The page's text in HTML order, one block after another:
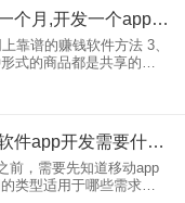
app运营人才多少钱一个月,开发一个app三级分销多少钱
靠谱的赚钱软件方法 3、
式的商品都是共享的，
推广，多发朋友。 粉
移动app开发框架，软件app开发需要什么技术?
前，需要先知道移动app
类型适用于哪些需求，